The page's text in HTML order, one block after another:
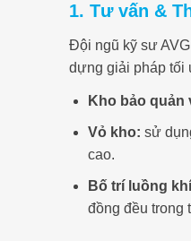
1. Tư vấn &
Đội ngũ kỹ sư
dựng giải pháp tối
Kho bảo quản
Vỏ kho: sử
cao.
Bố trí luồng
đồng đều trong